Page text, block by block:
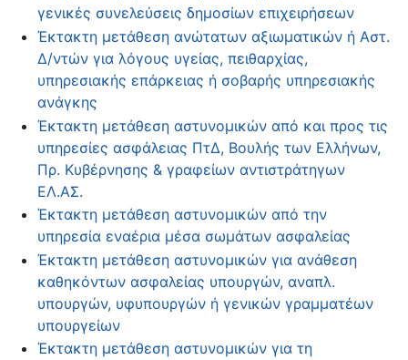
γενικές συνελεύσεις δημοσίων επιχειρήσεων
Έκτακτη μετάθεση ανώτατων αξιωματικών ή Αστ.
Δ/ντών για λόγους υγείας, πειθαρχίας,
υπηρεσιακής επάρκειας ή σοβαρής υπηρεσιακής
ανάγκης
Έκτακτη μετάθεση αστυνομικών από και προς τις
υπηρεσίες ασφάλειας ΠτΔ, Βουλής των Ελλήνων,
Πρ. Κυβέρνησης & γραφείων αντιστράτηγων
ΕΛ.ΑΣ.
Έκτακτη μετάθεση αστυνομικών από την
υπηρεσία εναέρια μέσα σωμάτων ασφαλείας
Έκτακτη μετάθεση αστυνομικών για ανάθεση
καθηκόντων ασφαλείας υπουργών, αναπλ.
υπουργών, υφυπουργών ή γενικών γραμματέων
υπουργείων
Έκτακτη μετάθεση αστυνομικών για τη